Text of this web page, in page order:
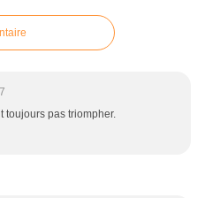
toujours pas triompher.